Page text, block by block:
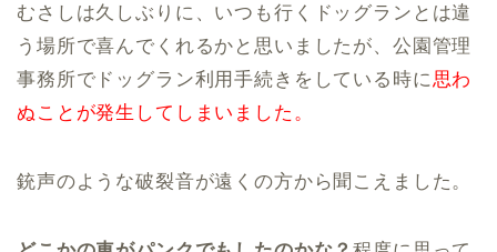
むさしは久しぶりに、いつも行くドッグランとは違
う場所で喜んでくれるかと思いましたが、公園管理
事務所でドッグラン利用手続きをしている時に思わ
ぬことが発生してしまいました。
銃声のような破裂音が遠くの方から聞こえました。